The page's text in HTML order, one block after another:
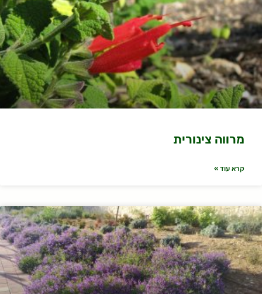
מרווה צינורית
קרא עוד »